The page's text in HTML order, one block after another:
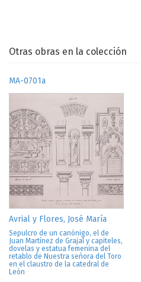
Otras obras en la colección
MA-0701a
Avrial y Flores, José María
Sepulcro de un canónigo, el de
Juan Martínez de Grajal y capiteles,
dovelas y estatua femenina del
retablo de Nuestra señora del Toro
en el claustro de la catedral de
León